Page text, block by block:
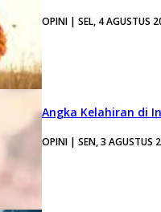
OPINI | SEL, 4 AGUSTUS
Angka Kelahiran di
OPINI | SEN, 3 AGUSTUS